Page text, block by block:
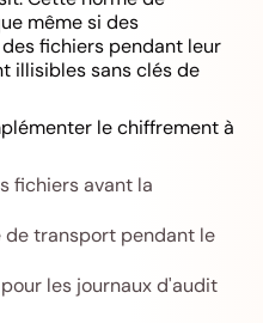
même si des
fichiers pendant leur
illisibles sans clés de
le chiffrement à
fichiers avant la
transport pendant le
les journaux d'audit